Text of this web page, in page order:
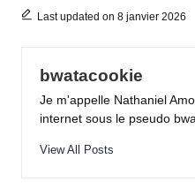
Last updated on 8 janvier 2026
bwatacookie
Je m'appelle Nathaniel
internet sous le pseudo
View All Posts